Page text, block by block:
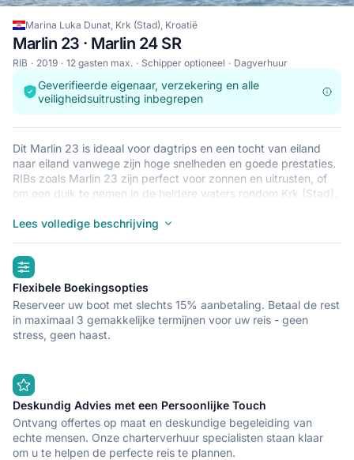
Marina Luka Dunat, Krk (Stad), Kroatië
Marlin 23 · Marlin 24 SR
RIB 2019 12 gasten max. Schipper optioneel Dagverhuur
Geverifieerde eigenaar, verzekering en alle
veiligheidsuitrusting inbegrepen
Dit Marlin 23 is ideaal voor dagtrips en een tocht van eiland
naar eiland vanwege zijn hoge snelheden en goede prestaties.
RIBs zoals Marlin 23 zijn perfect voor zonnen en uitrusten, of
om een duik te nemen in de heldere waters rondom Krk (Stad).
avontuur op zee met tot 12 aan boord. Begin je reis vanaf
Lees volledige beschrijving
highlights
Flexibele Boekingsopties
Reserveer uw boot met slechts 15% aanbetaling. Betaal de rest
in maximaal 3 gemakkelijke termijnen voor uw reis - geen
stress, geen haast.
Deskundig Advies met een Persoonlijke Touch
Ontvang offertes op maat en deskundige begeleiding van
echte mensen. Onze charterverhuur specialisten staan klaar
om u te helpen de perfecte reis te plannen.